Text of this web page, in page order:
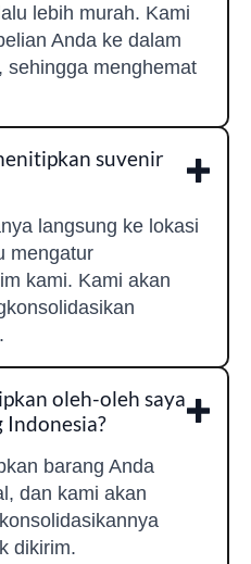
lebih murah. Kami
Anda ke dalam
sehingga menghemat
suvenir
langsung ke lokasi
mengatur
kami. Kami akan
oleh-oleh saya
Indonesia?
barang Anda
dan kami akan
dikirim.